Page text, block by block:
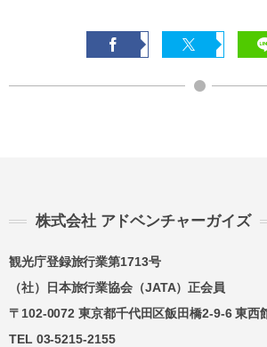
株式会社 アドベンチャーガイズ
観光庁登録旅行業第1713号
（社）日本旅行業協会（JATA）正会員
〒102-0072 東京都千代田区飯田橋2-9-6 東西
TEL 03-5215-2155